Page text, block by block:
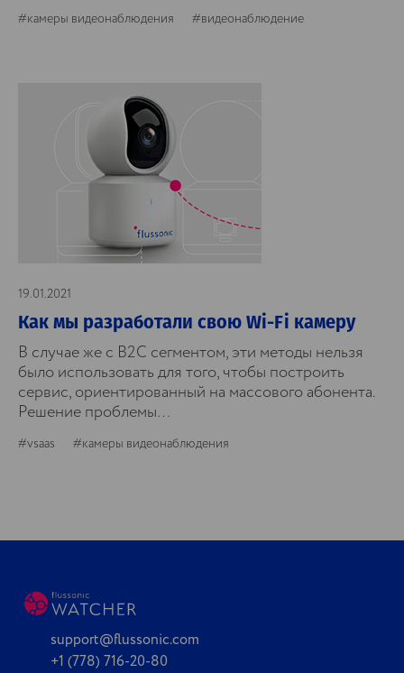
#камеры видеонаблюдения #видеонаблюдение
19.01.2021
Как мы разработали свою Wi-Fi камеру
В случае же с B2C сегментом, эти методы нельзя
было использовать для того, чтобы построить
сервис, ориентированный на массового абонента.
Решение проблемы…
#vsaas #камеры видеонаблюдения
support@flussonic.com
+1 (778) 716-20-80